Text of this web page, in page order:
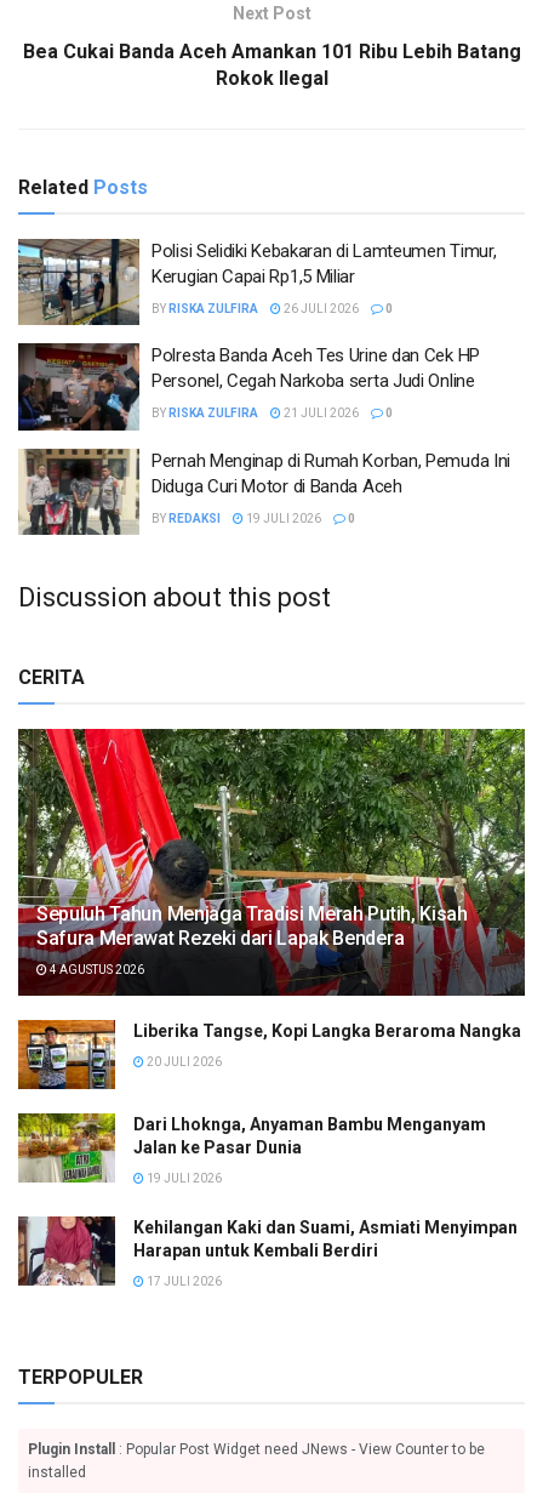
Next Post
Bea Cukai Banda Aceh Amankan 101 Ribu Lebih Batang
Rokok Ilegal
Related Posts
Polisi Selidiki Kebakaran di Lamteumen Timur,
Kerugian Capai Rp1,5 Miliar
BY RISKA ZULFIRA 26 JULI 2026 0
Polresta Banda Aceh Tes Urine dan Cek HP
Personel, Cegah Narkoba serta Judi Online
BY RISKA ZULFIRA 21 JULI 2026 0
Pernah Menginap di Rumah Korban, Pemuda Ini
Diduga Curi Motor di Banda Aceh
BY REDAKSI 19 JULI 2026 0
Discussion about this post
CERITA
Sepuluh Tahun Menjaga Tradisi Merah Putih, Kisah
Safura Merawat Rezeki dari Lapak Bendera
4 AGUSTUS 2026
Liberika Tangse, Kopi Langka Beraroma Nangka
20 JULI 2026
Dari Lhoknga, Anyaman Bambu Menganyam
Jalan ke Pasar Dunia
19 JULI 2026
Kehilangan Kaki dan Suami, Asmiati Menyimpan
Harapan untuk Kembali Berdiri
17 JULI 2026
TERPOPULER
Plugin Install
: Popular Post Widget need JNews - View Counter to be
installed